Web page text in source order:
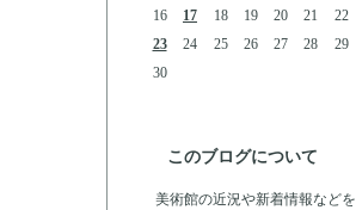
16
17 18 19 20 21
22
23
24 25 26 27 28
29
30
このブログについて
美術館の近況や新着情報などを